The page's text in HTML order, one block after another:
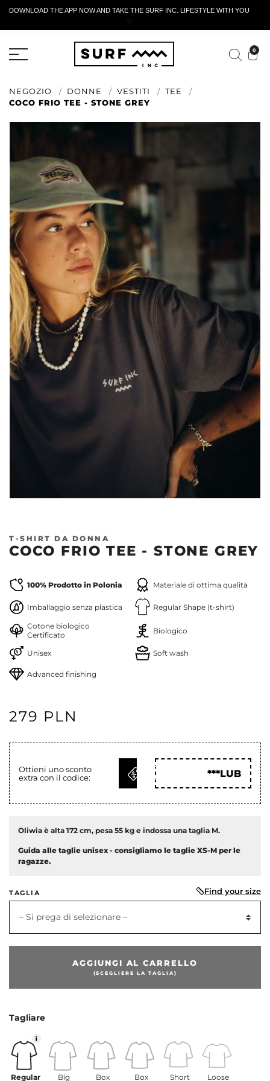
DOWNLOAD THE APP NOW AND TAKE THE SURF INC. LIFESTYLE WITH YOU
🤍
0
NEGOZIO DONNE VESTITI
TEE
COCO FRIO TEE - STONE GREY
T-SHIRT DA DONNA
COCO FRIO TEE - STONE GREY
100% Prodotto in Polonia Materiale di ottima qualità
Imballaggio senza plastica Regular Shape (t-shirt)
Cotone biologico
Certificato
Biologico
Unisex Soft wash
Advanced finishing
279 PLN
Ottieni uno sconto
extra con il codice:
OTTIENI
COD
***LUB
Oliwia è alta 172 cm, pesa 55 kg e indossa una taglia M.
Guida alle taglie unisex - consigliamo le taglie XS-M per le
ragazze.
TAGLIA Find your size
– Si prega di selezionare –
AGGIUNGI AL CARRELLO
(SCEGLIERE LA TAGLIA)
Tagliare
Regular
Big
Box
Box
Short
Loose
MODULO DI RESTITUZIONE ATTIVO